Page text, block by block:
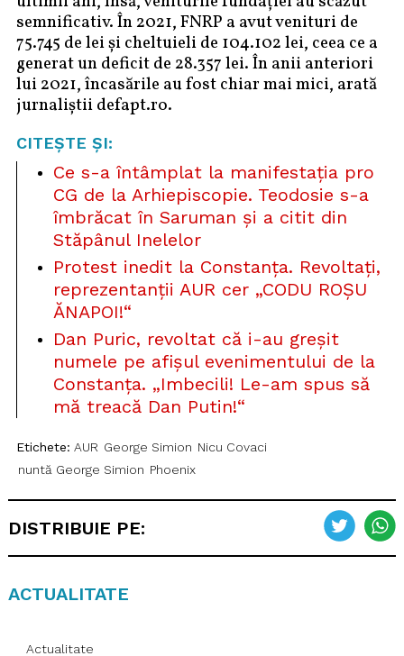
semnificativ. În 2021, FNRP a avut venituri de
75.745 de lei și cheltuieli de 104.102 lei, ceea ce a
generat un deficit de 28.357 lei. În anii anteriori
lui 2021, încasările au fost chiar mai mici, arată
jurnaliștii defapt.ro.
CITEȘTE ȘI:
Ce s-a întâmplat la manifestația pro
CG de la Arhiepiscopie. Teodosie s-a
îmbrăcat în Saruman și a citit din
Stăpânul Inelelor
Protest inedit la Constanța. Revoltați,
reprezentanții AUR cer „CODU ROȘU
ĂNAPOI!“
Dan Puric, revoltat că i-au greșit
numele pe afișul evenimentului de la
Constanța. „Imbecili! Le-am spus să
mă treacă Dan Putin!“
Etichete: AUR George Simion Nicu Covaci
nuntă George Simion Phoenix
DISTRIBUIE PE:
ACTUALITATE
Actualitate